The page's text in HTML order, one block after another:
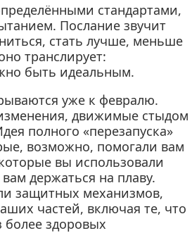
стандартами,
Послание звучит
стать лучше, меньше
транслирует:
быть идеальным.
уже к февралю.
движимые стыдом
полного «перезапуска»
возможно, помогали вам
вы использовали
держаться на плаву.
защитных механизмов,
частей, включая те, что
здоровых